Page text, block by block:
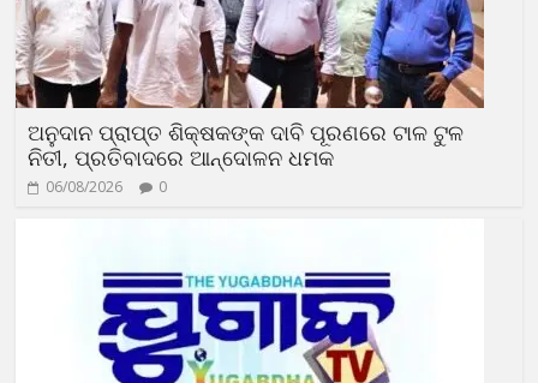
ଅନୁଦାନ ପ୍ରାପ୍ତ ଶିକ୍ଷକଙ୍କ ଦାବି ପୂରଣରେ ଟାଳ ଟୁଳ
ନିତୀ, ପ୍ରତିବାଦରେ ଆନ୍ଦୋଳନ ଧମକ
06/08/2026 0